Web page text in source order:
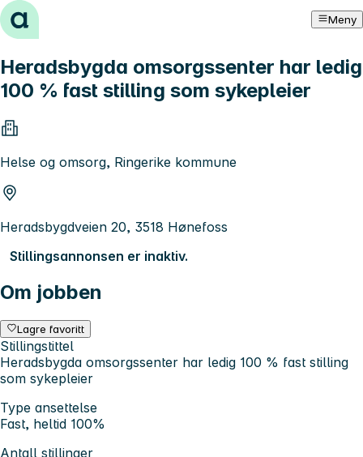
Hopp til innhold Meny
Heradsbygda omsorgssenter har ledig
100 % fast stilling som sykepleier
Helse og omsorg, Ringerike kommune
Heradsbygdveien 20, 3518 Hønefoss
Stillingsannonsen er inaktiv.
Om jobben
Lagre favoritt
Stillingstittel
Heradsbygda omsorgssenter har ledig 100 % fast stilling
som sykepleier
Type ansettelse
Fast, heltid 100%
Antall stillinger